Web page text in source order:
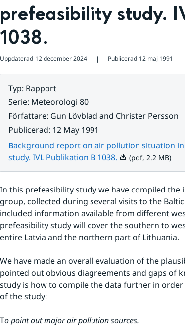
prefeasibility study.
1038.
Uppdaterad 12 december 2024 ❘ Publicerad 12 maj 1991
Typ: Rapport
Serie: Meteorologi 80
Författare: Gun Lövblad and Christer Persson
Publicerad: 12 May 1991
Background report on air pollution situation
study. IVL Publikation B 1038.Pdf, 2.2 MB.
(pdf, 2.2 MB)
In this prefeasibility study we have compiled
group, collected during several visits to the
included information available from different
prefeasibility study will cover the southern to
entire Latvia and the northern part of Lithuania.
We have made an overall evaluation of the
pointed out obvious diagreements and gaps of
study is how to compile the data further in
of the study:
To point out major air pollution sources.